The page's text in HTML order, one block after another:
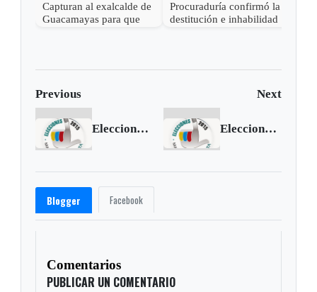
Capturan al exalcalde de
Guacamayas para que
Procuraduría confirmó la
destitución e inhabilidad
Previous Next
Elecciones 2015: Belén decide Elecciones 2015: Betéitiva decide
Blogger Facebook
Comentarios
PUBLICAR UN COMENTARIO